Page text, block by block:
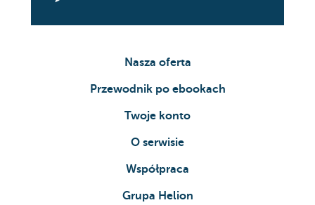
Nasza oferta
Przewodnik po ebookach
Twoje konto
O serwisie
Współpraca
Grupa Helion